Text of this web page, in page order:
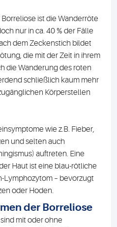
ist die Wanderröte
nur in ca. 40 % der Fälle
dem Zeckenstich bildet
die mit der Zeit in ihrem
die Wanderung des roten
schließlich kaum mehr
Körperstellen
wie z.B. Fieber,
und selten auch
auftreten. Eine
Haut ist eine blau-rötliche
Lymphozytom – bevorzugt
oder Hoden.
der Borreliose
mit oder ohne